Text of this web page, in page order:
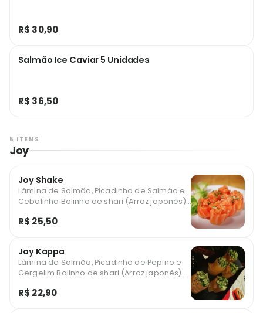
R$ 30,90
Salmão Ice Caviar 5 Unidades
R$ 36,50
5 ITENS
Joy
Joy Shake
Lâmina de Salmão, Picadinho de Salmão e
Cebolinha Bolinho de shari (Arroz japonês)
R$ 25,50
Joy Kappa
Lâmina de Salmão, Picadinho de Pepino e
Gergelim Bolinho de shari (Arroz japonês)
R$ 22,90